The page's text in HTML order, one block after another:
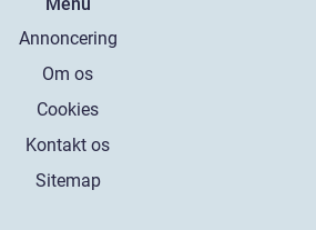
Menu
Annoncering
Om os
Cookies
Kontakt os
Sitemap